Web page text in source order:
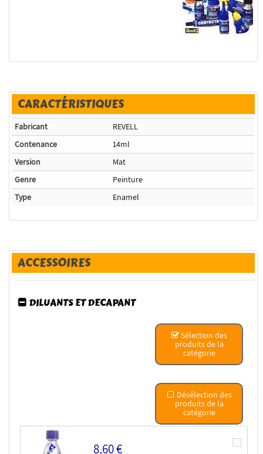
CARACTÉRISTIQUES
Fabricant
REVELL
Contenance
14ml
Version
Mat
Genre
Peinture
Type
Enamel
ACCESSOIRES
DILUANTS ET DECAPANT
Sélection des
produits de la
catégorie
Désélection des
produits de la
catégorie
8,60 €